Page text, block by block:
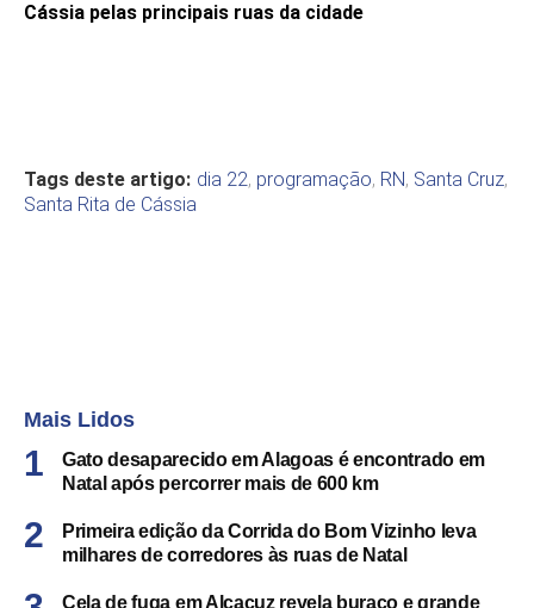
Cássia pelas principais ruas da cidade
Tags deste artigo: dia 22, programação, RN, Santa Cruz,
Santa Rita de Cássia
Mais Lidos
Gato desaparecido em Alagoas é encontrado em
Natal após percorrer mais de 600 km
Primeira edição da Corrida do Bom Vizinho leva
milhares de corredores às ruas de Natal
Cela de fuga em Alcaçuz revela buraco e grande